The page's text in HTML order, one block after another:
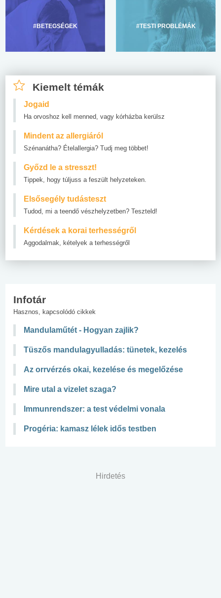
#BETEGSÉGEK #TESTI PROBLÉMÁK
Kiemelt témák
Jogaid
Ha orvoshoz kell menned, vagy kórházba kerülsz
Mindent az allergiáról
Szénanátha? Ételallergia? Tudj meg többet!
Győzd le a stresszt!
Tippek, hogy túljuss a feszült helyzeteken.
Elsősegély tudásteszt
Tudod, mi a teendő vészhelyzetben? Teszteld!
Kérdések a korai terhességről
Aggodalmak, kételyek a terhességről
Infotár
Hasznos, kapcsolódó cikkek
Mandulaműtét - Hogyan zajlik?
Tüszős mandulagyulladás: tünetek, kezelés
Az orrvérzés okai, kezelése és megelőzése
Mire utal a vizelet szaga?
Immunrendszer: a test védelmi vonala
Progéria: kamasz lélek idős testben
Hirdetés